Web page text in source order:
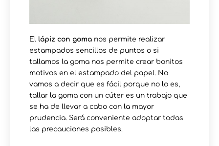
El lápiz con goma nos permite realizar
estampados sencillos de puntos o si
tallamos la goma nos permite crear bonitos
motivos en el estampado del papel. No
vamos a decir que es fácil porque no lo es,
tallar la goma con un cúter es un trabajo que
se ha de llevar a cabo con la mayor
prudencia. Será conveniente adoptar todas
las precauciones posibles.